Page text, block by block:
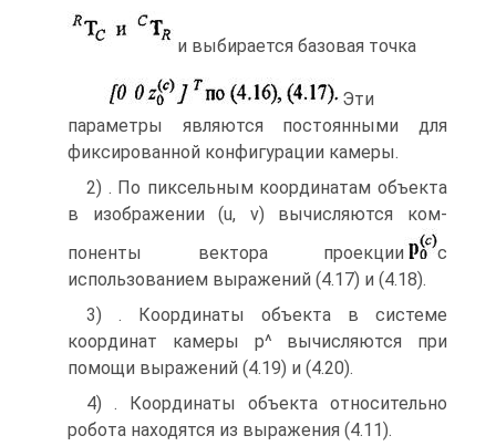
и выбирается базовая точка
Эти
параметры являются постоянными для
фикси­рованной конфигурации камеры.
2) . По пиксельным координатам объекта
в изображении (u, v) вычисляются ком­
поненты вектора проекции
с
использованием выражений (4.17) и (4.18).
3) . Координаты объекта в системе
координат камеры р^ вычисляются при
помощи выражений (4.19) и (4.20).
4) . Координаты объекта относительно
робота находятся из выражения (4.11).